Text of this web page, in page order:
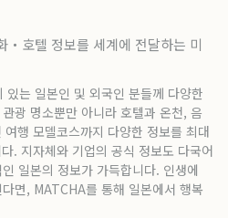
호텔 정보를 세계에 전달하는 미
는 일본인 및 외국인 분들께 다양한
광 명소뿐만 아니라 호텔과 온천, 음
행 모델코스까지 다양한 정보를 최대
. 지자체와 기업의 공식 정보도 다국어
일본의 정보가 가득합니다. 인생에
면, MATCHA를 통해 일본에서 행복